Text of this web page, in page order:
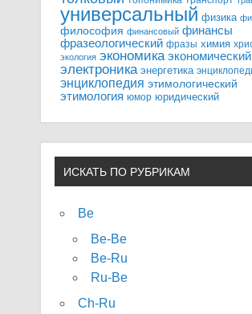
универсальный физика
философия финансовый финансы
фразеологический фразы химия
экология экономика экономический
электроника энергетика
энциклопедия этимологический
этимология юмор юридический
ИСКАТЬ ПО РУБРИКАМ
Be
Be-Be
Be-Ru
Ru-Be
Ch-Ru